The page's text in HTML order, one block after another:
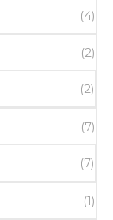
(4)
(2)
(2)
(7)
(7)
(1)